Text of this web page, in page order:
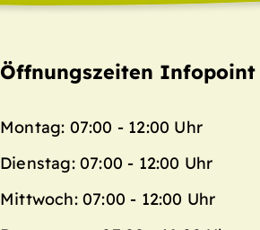
Öffnungszeiten Infopoint
Montag: 07:00 - 12:00 Uhr
Dienstag: 07:00 - 12:00 Uhr
Mittwoch: 07:00 - 12:00 Uhr